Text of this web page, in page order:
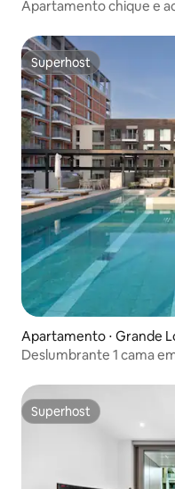
Apartamento chique e
Superhost
Superhost
Apartamento ⋅ Grande
Deslumbrante 1 cama
Superhost
Superhost